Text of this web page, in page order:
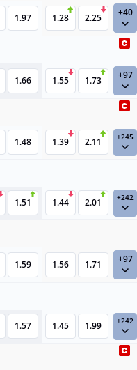
1.97 1.28 2.25 +40
1.66 1.55 1.73 +97
1.48 1.39 2.11 +245
1.51 1.44 2.01 +242
1.59 1.56 1.71 +97
1.57 1.45 1.99 +242